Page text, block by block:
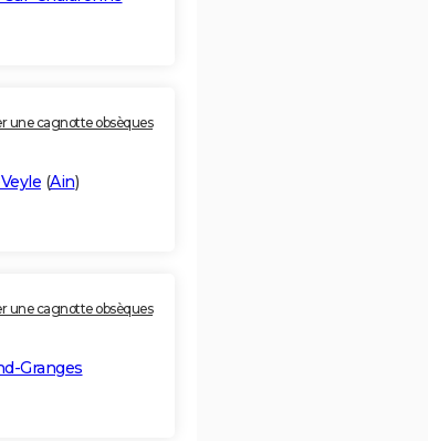
une cagnotte obsèques
(Ain)
une cagnotte obsèques
Granges